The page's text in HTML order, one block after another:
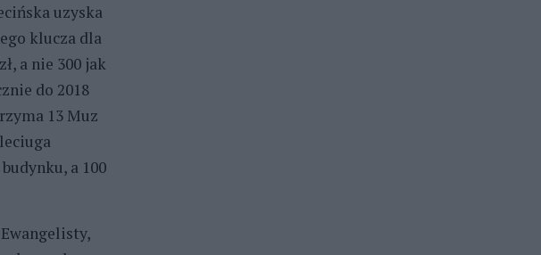
uzyska
klucza dla
a nie 300 jak
do 2018
13 Muz
a 100